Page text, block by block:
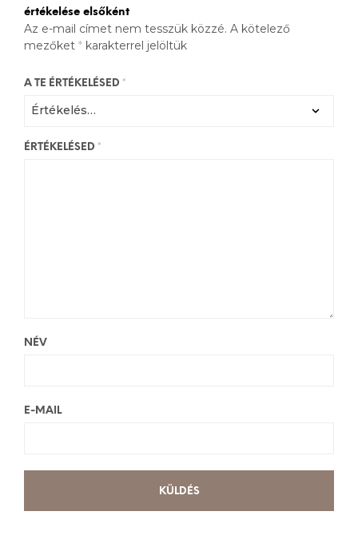
értékelése elsőként
Az e-mail címet nem tesszük közzé. A kötelező
mezőket * karakterrel jelöltük
A TE ÉRTÉKELÉSED *
ÉRTÉKELÉSED *
NÉV
E-MAIL